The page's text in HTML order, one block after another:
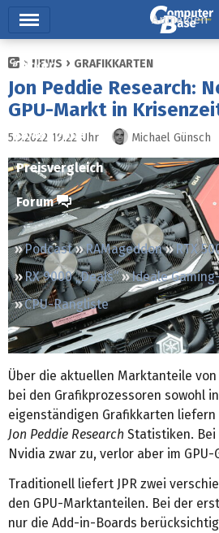
Ticker
Tests
Downloads
Preisvergleich
Forum
Podcast RAMageddon
RTX
RX 9000 „Deals“
Ideale
CPU-Rangliste
Anmelden
NEWS GRAFIKKARTEN
Jon Peddie Research:
GPU-Markt in
5.9.2022 19:22 Uhr Michael Günsch
Über die aktuellen Marktanteile von
bei den Grafikprozessoren sowohl
eigenständigen Grafikkarten
Jon Peddie Research Statistiken.
Nvidia zwar zu, verlor aber im GPU-
Traditionell liefert JPR zwei
den GPU-Marktanteilen. Bei der
nur die Add-in-Boards